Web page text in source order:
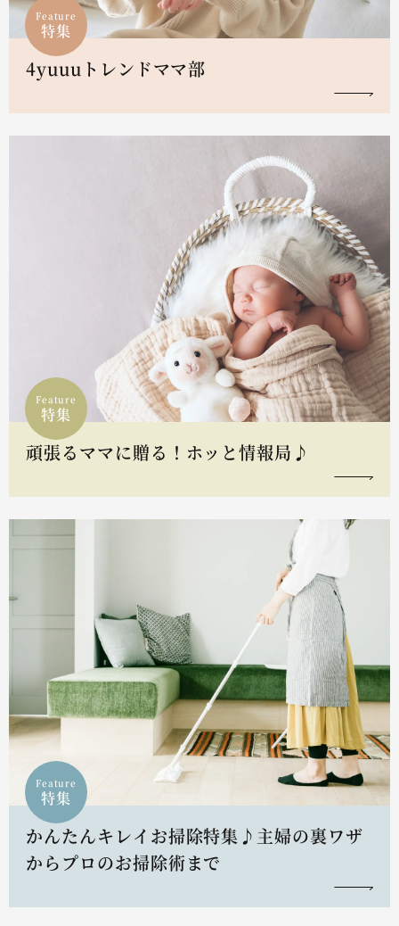
Feature
特集
4yuuuトレンドママ部
Feature
特集
頑張るママに贈る！ホッと情報局♪
Feature
特集
かんたんキレイお掃除特集♪主婦の裏ワザ
からプロのお掃除術まで